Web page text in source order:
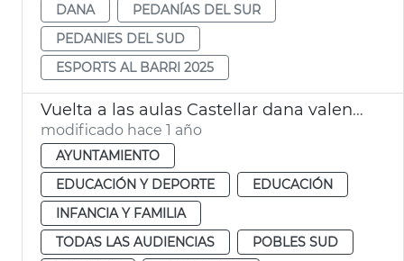
DANA
PEDANÍAS DEL SUR
PEDANIES DEL SUD
ESPORTS AL BARRI 2025
Vuelta a las aulas Castellar dana valencia
modificado hace 1 año
AYUNTAMIENTO
EDUCACIÓN Y DEPORTE
EDUCACIÓN
INFANCIA Y FAMILIA
TODAS LAS AUDIENCIAS
POBLES SUD